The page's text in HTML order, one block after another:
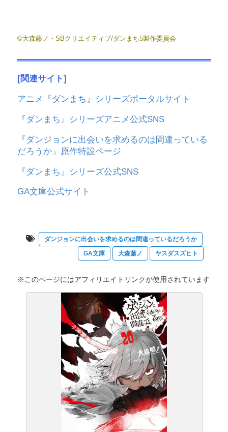
©大森藤ノ・SBクリエイティブ/ダンまち5製作委員会
[関連サイト]
アニメ『ダンまち』シリーズポータルサイト
『ダンまち』シリーズアニメ公式SNS
『ダンジョンに出会いを求めるのは間違っている
だろうか』原作特設ページ
『ダンまち』シリーズ公式SNS
GA文庫公式サイト
ダンジョンに出会いを求めるのは間違っているだろうか
GA文庫
大森藤ノ ヤスダスズヒト
※このページにはアフィリエイトリンクが使用されています